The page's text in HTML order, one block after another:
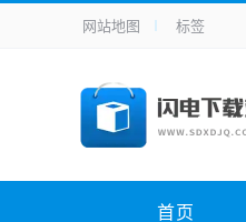
手机应用
手机游戏 H5
电脑软件 其
网站地图 标签
首页